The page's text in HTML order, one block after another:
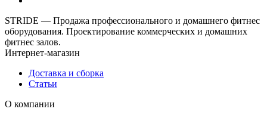
STRIDE — Продажа профессионального и домашнего фитнес
оборудования. Проектирование коммерческих и домашних
фитнес залов.
Интернет-магазин
Доставка и сборка
Статьи
О компании